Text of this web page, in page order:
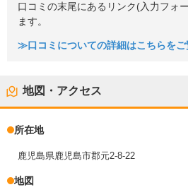
口コミの末尾にあるリンク(入力フォ
ます。
≫口コミについての詳細はこちらをご
地図・アクセス
所在地
鹿児島県鹿児島市郡元2-8-22
地図